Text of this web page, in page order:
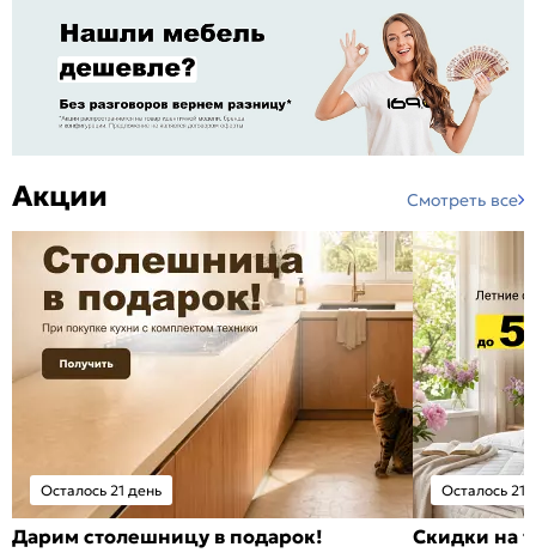
Акции Смотреть все
Осталось 21 день
Дарим столешницу в подарок!
Осталось 21
Скидки на